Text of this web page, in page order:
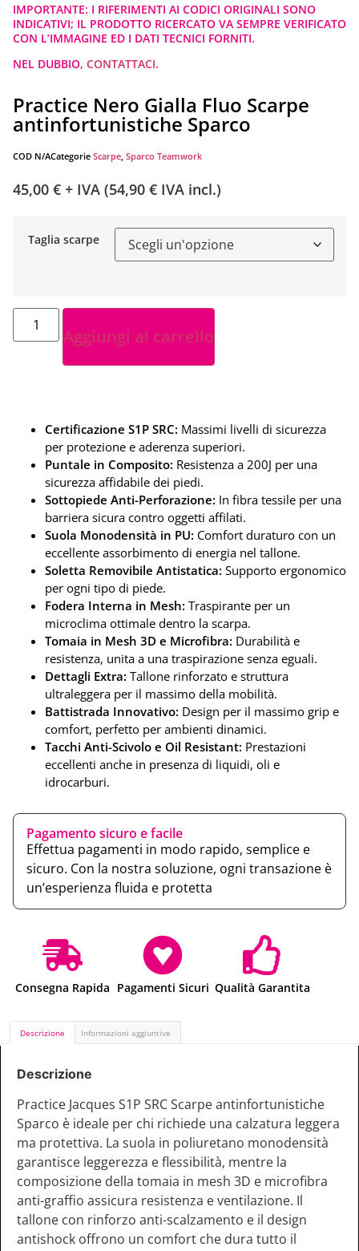
IMPORTANTE: I RIFERIMENTI AI CODICI ORIGINALI SONO
INDICATIVI; IL PRODOTTO RICERCATO VA SEMPRE VERIFICATO
CON L’IMMAGINE ED I DATI TECNICI FORNITI.
NEL DUBBIO, CONTATTACI.
Practice Nero Gialla Fluo Scarpe
antinfortunistiche Sparco
COD N/ACategorie Scarpe, Sparco Teamwork
45,00 € + IVA (54,90 € IVA incl.)
Taglia scarpe
Aggiungi al carrello
Certificazione S1P SRC: Massimi livelli di sicurezza
per protezione e aderenza superiori.
Puntale in Composito: Resistenza a 200J per una
sicurezza affidabile dei piedi.
Sottopiede Anti-Perforazione: In fibra tessile per una
barriera sicura contro oggetti affilati.
Suola Monodensità in PU: Comfort duraturo con un
eccellente assorbimento di energia nel tallone.
Soletta Removibile Antistatica: Supporto ergonomico
per ogni tipo di piede.
Fodera Interna in Mesh: Traspirante per un
microclima ottimale dentro la scarpa.
Tomaia in Mesh 3D e Microfibra: Durabilità e
resistenza, unita a una traspirazione senza eguali.
Dettagli Extra: Tallone rinforzato e struttura
ultraleggera per il massimo della mobilità.
Battistrada Innovativo: Design per il massimo grip e
comfort, perfetto per ambienti dinamici.
Tacchi Anti-Scivolo e Oil Resistant: Prestazioni
eccellenti anche in presenza di liquidi, oli e
idrocarburi.
Pagamento sicuro e facile
Effettua pagamenti in modo rapido, semplice e
sicuro. Con la nostra soluzione, ogni transazione è
un’esperienza fluida e protetta
Consegna Rapida Pagamenti Sicuri Qualità Garantita
Descrizione Informazioni aggiuntive
Descrizione
Practice Jacques S1P SRC Scarpe antinfortunistiche
Sparco è ideale per chi richiede una calzatura leggera
ma protettiva. La suola in poliuretano monodensità
garantisce leggerezza e flessibilità, mentre la
composizione della tomaia in mesh 3D e microfibra
anti-graffio assicura resistenza e ventilazione. Il
tallone con rinforzo anti-scalzamento e il design
antishock offrono un comfort che dura tutto il